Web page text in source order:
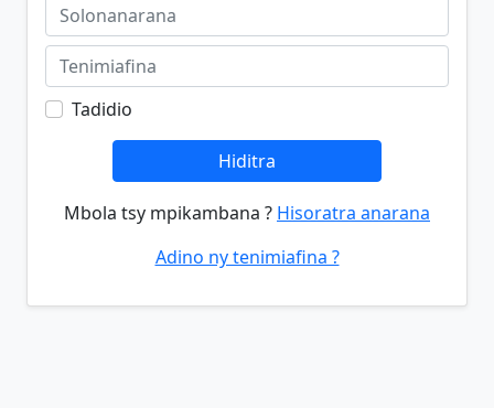
Tadidio
Hiditra
Mbola tsy mpikambana ? Hisoratra anarana
Adino ny tenimiafina ?